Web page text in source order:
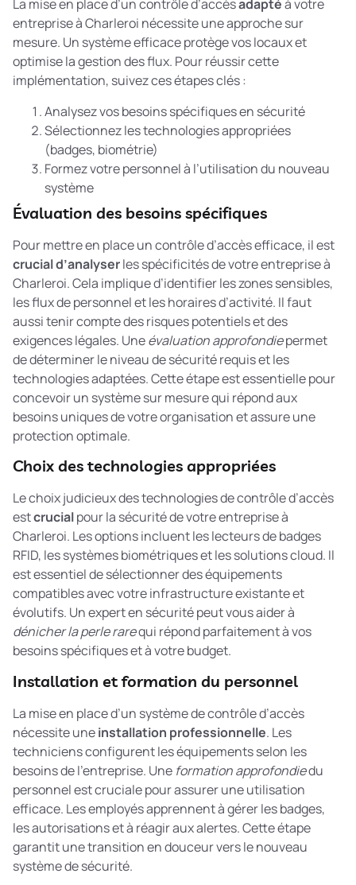
La mise en place d’un contrôle d’accèsadaptéà votre
entreprise à Charleroi nécessite une approche sur
mesure. Un système efficace protège vos locaux et
optimise la gestion des flux. Pour réussir cette
implémentation, suivez ces étapes clés :
Analysez vos besoins spécifiques en sécurité
Sélectionnez les technologies appropriées
(badges, biométrie)
Formez votre personnel à l’utilisation du nouveau
système
Évaluation des besoins spécifiques
Pour mettre en place un contrôle d’accès efficace, il est
crucial d’analyserles spécificités de votre entreprise à
Charleroi. Cela implique d’identifier les zones sensibles,
les flux de personnel et les horaires d’activité. Il faut
aussi tenir compte des risques potentiels et des
exigences légales. Uneévaluation approfondiepermet
de déterminer le niveau de sécurité requis et les
technologies adaptées. Cette étape est essentielle pour
concevoir un système sur mesure qui répond aux
besoins uniques de votre organisation et assure une
protection optimale.
Choix des technologies appropriées
Le choix judicieux des technologies de contrôle d’accès
estcrucialpour la sécurité de votre entreprise à
Charleroi. Les options incluent les lecteurs de badges
RFID, les systèmes biométriques et les solutions cloud. Il
est essentiel de sélectionner des équipements
compatibles avec votre infrastructure existante et
évolutifs. Un expert en sécurité peut vous aider à
dénicher la perle rarequi répond parfaitement à vos
besoins spécifiques et à votre budget.
Installation et formation du personnel
La mise en place d’un système de contrôle d’accès
nécessite uneinstallation professionnelle. Les
techniciens configurent les équipements selon les
besoins de l’entreprise. Une formation approfondiedu
personnel est cruciale pour assurer une utilisation
efficace. Les employés apprennent à gérer les badges,
les autorisations et à réagir aux alertes. Cette étape
garantit une transition en douceur vers le nouveau
système de sécurité.